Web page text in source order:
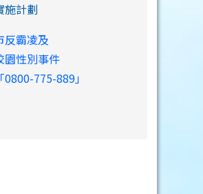
施計劃
反霸凌及
園性別事件
0800-775-889」